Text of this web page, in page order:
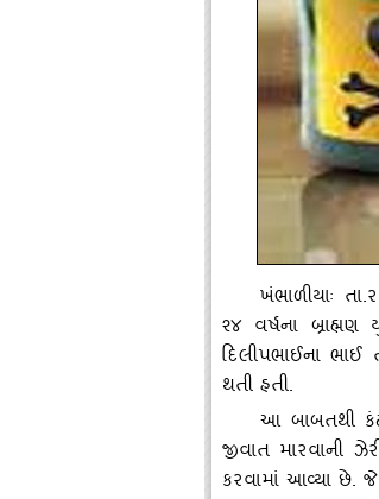
ખંભાળીયાઃ તા.ર
૨૪ વર્ષના
દિલીપભાઈના
થતી હતી.
આ બાબતથી
જીવાત મારવાની
કરવામાં આવ્‍યા છે.